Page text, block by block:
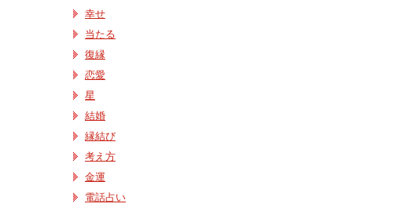
幸せ
当たる
復縁
恋愛
星
結婚
縁結び
考え方
金運
電話占い